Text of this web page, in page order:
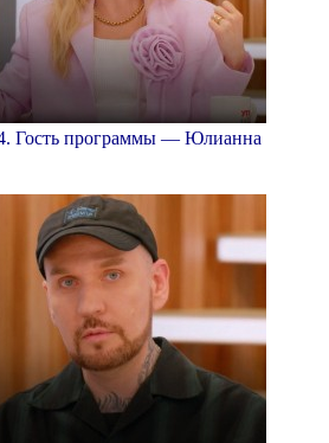
Гость программы — Юлианна